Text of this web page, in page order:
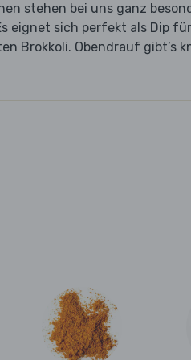
stehen bei uns ganz
eignet sich perfekt als Dip
Brokkoli. Obendrauf gibt’s